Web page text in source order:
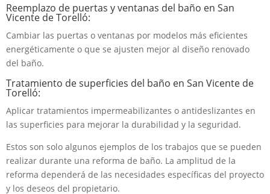
Reemplazo de puertas y ventanas del baño en San
Vicente de Torelló:
Cambiar las puertas o ventanas por modelos más eficientes
energéticamente o que se ajusten mejor al diseño renovado
del baño.
Tratamiento de superficies del baño en San Vicente de
Torelló:
Aplicar tratamientos impermeabilizantes o antideslizantes en
las superficies para mejorar la durabilidad y la seguridad.
Estos son solo algunos ejemplos de los trabajos que se pueden
realizar durante una reforma de baño. La amplitud de la
reforma dependerá de las necesidades específicas del proyecto
y los deseos del propietario.